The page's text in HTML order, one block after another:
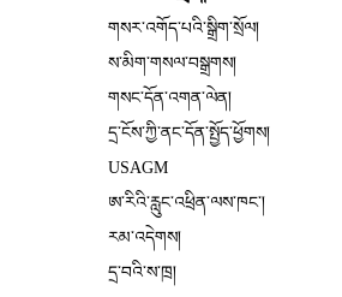
གསར་འགོད་པའི་སྒྲིག་སྲོལ།
ས་མིག་གསལ་བསྒྲགས།
Opens in new
གསང་དོན་འགན་ལེན།
དྲ་ངོས་ཀྱི་ནང་དོན་སྤྱོད་ཕྱོགས།
USAGM
ཨ་རིའི་རླུང་འཕྲིན་ལས་ཁང༌།
Opens in
རམ་འདེགས།
དྲ་བའི་ས་ཁྲ།